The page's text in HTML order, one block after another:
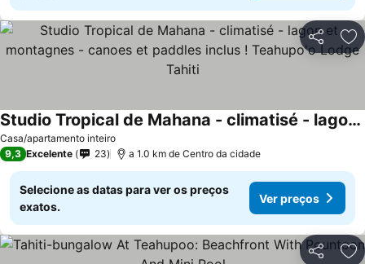
Partilhar
Casa/apartamento inteiro
Studio Tropical de Mahana - climatisé - lagon et montagnes - canoes et paddles inclus ! Teahupo'o Lodge Tahiti
9,3 Excelente 23 a 1.0 km de Centro da cidade
Selecione as datas para ver os preços
exatos.
Ver preços
Partilhar